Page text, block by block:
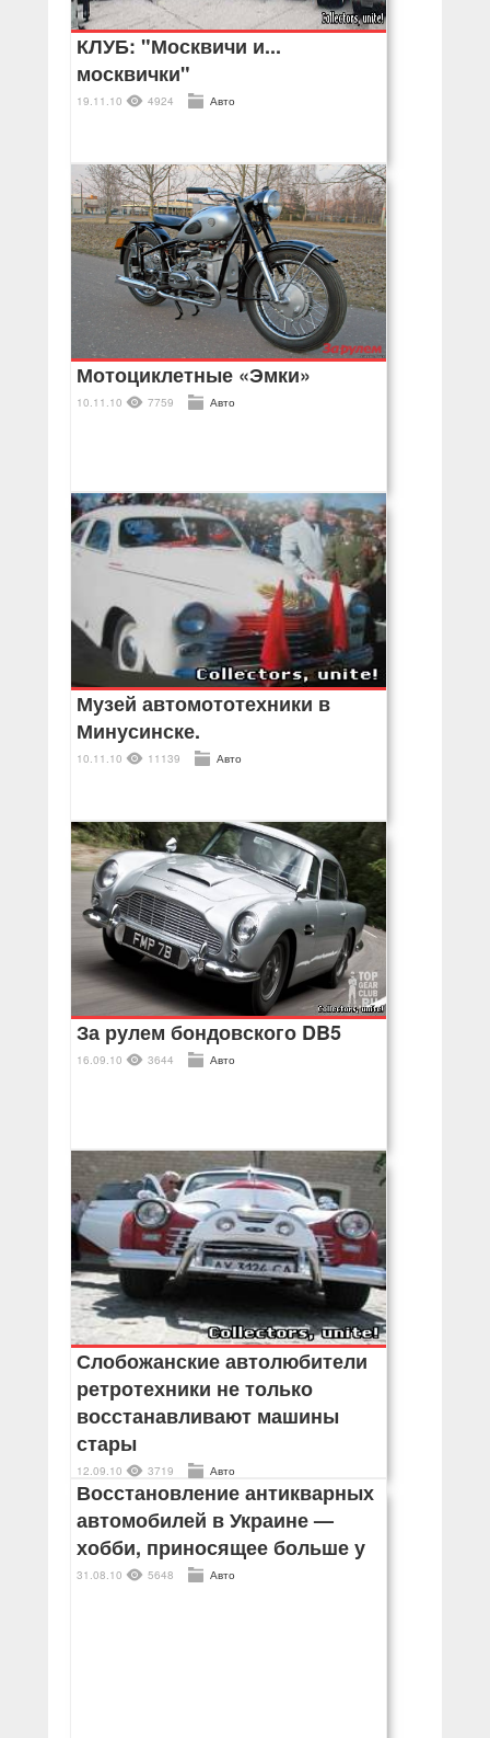
КЛУБ: "Москвичи и...
москвички"
19.11.10 4924 Авто
Мотоциклетные «Эмки»
10.11.10 7759 Авто
Музей автомототехники в
Минусинске.
10.11.10 11139 Авто
За рулем бондовского DB5
16.09.10 3644 Авто
Слобожанские автолюбители
ретротехники не только
восстанавливают машины
стары
12.09.10 3719 Авто
Восстановление антикварных
автомобилей в Украине —
хобби, приносящее больше у
31.08.10 5648 Авто